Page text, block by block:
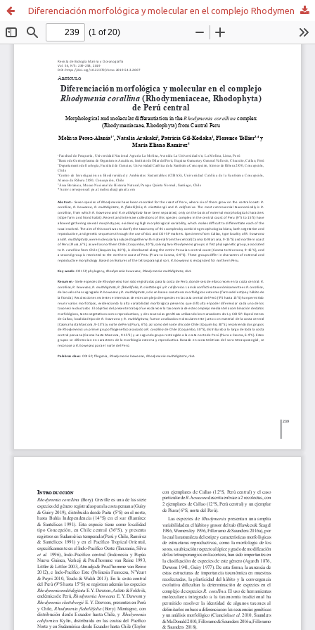
Diferenciación morfológica y molecular en el complejo Rhodymenia corallina (Rhodymeniaceae, Rhodophyta) de Perú central